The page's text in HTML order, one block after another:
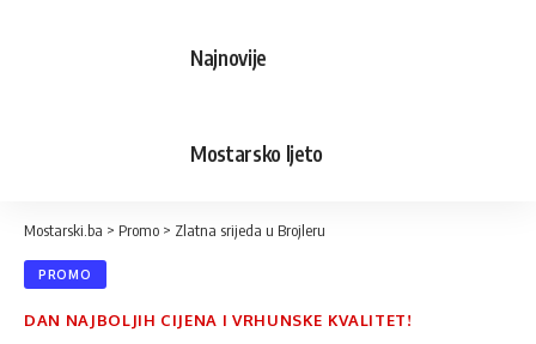
Najnovije
Mostarsko ljeto
Mostarski.ba > Promo > Zlatna srijeda u Brojleru
PROMO
DAN NAJBOLJIH CIJENA I VRHUNSKE KVALITET!